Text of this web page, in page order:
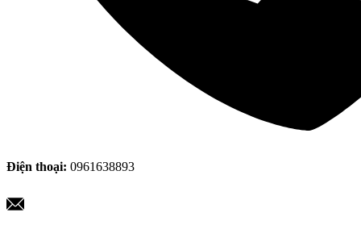
Điện thoại: 0961638893